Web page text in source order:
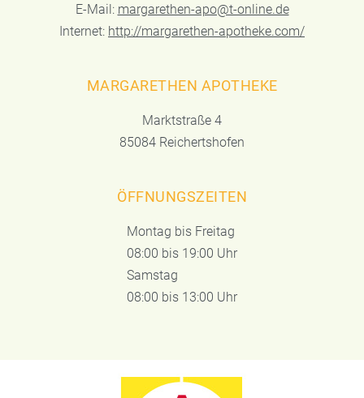
E-Mail: margarethen-apo@t-online.de
Internet: http://margarethen-apotheke.com/
MARGARETHEN APOTHEKE
Marktstraße 4
85084 Reichertshofen
ÖFFNUNGSZEITEN
Montag bis Freitag
08:00 bis 19:00 Uhr
Samstag
08:00 bis 13:00 Uhr